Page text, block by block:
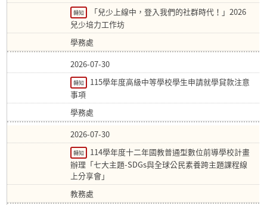
轉知
「兒少上線中，登入我們的社群時代！」2026
兒少培力工作坊
學務處
2026-07-30
轉知
115學年度高級中等學校學生申請就學貸款注意
事項
學務處
2026-07-30
轉知
114學年度十二年國教普通型數位前導學校計畫
辦理「七大主題-SDGs與全球公民素養跨主題課程線
上分享會」
教務處